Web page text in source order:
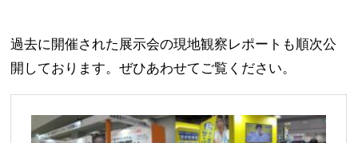
過去に開催された展示会の現地観察レポートも順次公
開しております。ぜひあわせてご覧ください。